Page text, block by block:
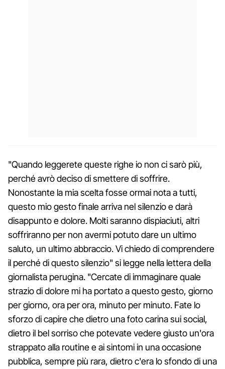
"Quando leggerete queste righe io non ci sarò più,
perché avrò deciso di smettere di soffrire.
Nonostante la mia scelta fosse ormai nota a tutti,
questo mio gesto finale arriva nel silenzio e darà
disappunto e dolore. Molti saranno dispiaciuti, altri
soffriranno per non avermi potuto dare un ultimo
saluto, un ultimo abbraccio. Vi chiedo di comprendere
il perché di questo silenzio" si legge nella lettera della
giornalista perugina. "Cercate di immaginare quale
strazio di dolore mi ha portato a questo gesto, giorno
per giorno, ora per ora, minuto per minuto. Fate lo
sforzo di capire che dietro una foto carina sui social,
dietro il bel sorriso che potevate vedere giusto un'ora
strappato alla routine e ai sintomi in una occasione
pubblica, sempre più rara, dietro c'era lo sfondo di una